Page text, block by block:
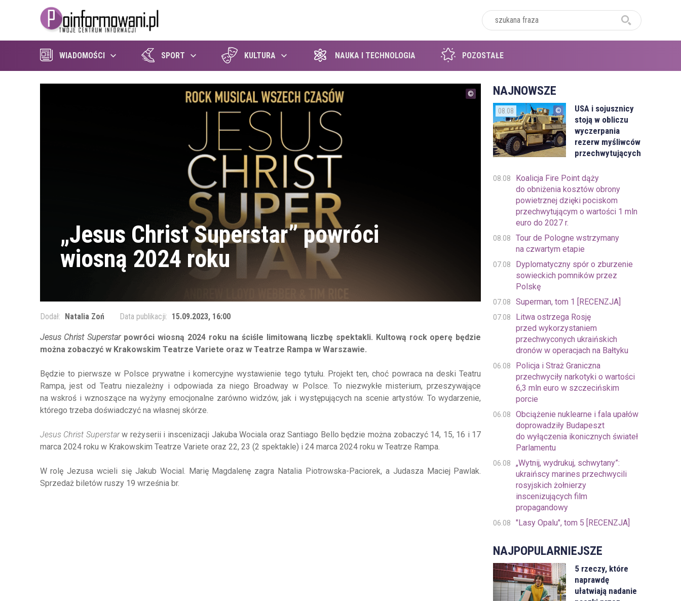
WIADOMOŚCI SPORT KULTURA NAUKA I TECHNOLOGIA POZOSTAŁE
„Jesus Christ Superstar” powróci
wiosną 2024 roku
Dodał: Natalia Zoń Data publikacji: 15.09.2023, 16:00
Jesus Christ Superstarpowróci wiosną 2024 roku na ściśle limitowaną liczbę spektakli. Kultową rock operę będzie
można zobaczyć w Krakowskim Teatrze Variete oraz w Teatrze Rampa w Warszawie.
Będzie to pierwsze w Polsce prywatne i komercyjne wystawienie tego tytułu. Projekt ten, choć powraca na deski Teatru
Rampa, jest od Teatru niezależny i odpowiada za niego Broadway w Polsce. To niezwykłe misterium, przeszywające
na wskroś i wznoszące na wyżyny emocjonalne zarówno widzów, jak i występujących na scenie artystów. To wydarzenie,
którego trzeba doświadczyć na własnej skórze.
Jesus Christ Superstarw reżyserii i inscenizacji Jakuba Wociala oraz Santiago Bello będzie można zobaczyć 14, 15, 16 i 17
marca 2024 roku w Krakowskim Teatrze Variete oraz 22, 23 (2 spektakle) i 24 marca 2024 roku w Teatrze Rampa.
W rolę Jezusa wcieli się Jakub Wocial. Marię Magdalenę zagra Natalia Piotrowska-Paciorek, a Judasza Maciej Pawlak.
Sprzedaż biletów ruszy 19 września br.
NAJNOWSZE
08.08
USA i sojusznicy
stoją w obliczu
wyczerpania
rezerw myśliwców
przechwytujących
08.08
Koalicja Fire Point dąży
do obniżenia kosztów obrony
powietrznej dzięki pociskom
przechwytującym o wartości 1 mln
euro do 2027 r.
08.08
Tour de Pologne wstrzymany
na czwartym etapie
07.08
Dyplomatyczny spór o zburzenie
sowieckich pomników przez
Polskę
07.08 Superman, tom 1 [RECENZJA]
07.08
Litwa ostrzega Rosję
przed wykorzystaniem
przechwyconych ukraińskich
dronów w operacjach na Bałtyku
06.08
Policja i Straż Graniczna
przechwyciły narkotyki o wartości
6,3 mln euro w szczecińskim
porcie
06.08
Obciążenie nuklearne i fala upałów
doprowadziły Budapeszt
do wyłączenia ikonicznych świateł
Parlamentu
06.08
„Wytnij, wydrukuj, schwytany”:
ukraińscy marines przechwycili
rosyjskich żołnierzy
inscenizujących film
propagandowy
06.08 "Lasy Opalu", tom 5 [RECENZJA]
NAJPOPULARNIEJSZE
5 rzeczy, które
naprawdę
ułatwiają nadanie